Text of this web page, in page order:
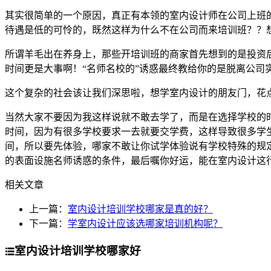
其实很简单的一个原因，真正有本领的室内设计师在公司上
待遇是低的可怜的，既然这样为什么不在公司而来培训班？
所谓羊毛出在养身上，那些开培训班的商家首先想到的是投
时间更是大事啊！“名师名校的”诱惑最终教给你的是脱离公司
这个复杂的社会该让我们深思啦，想学室内设计的朋友门，
当然大家不要因为我这样说就不敢去学了，而是在选择学校
时间，因为有很多学校要求一去就要交学费，这样导致很多
间，所以要先体验，哪家不敢让你试学体验说有学校特殊的
的表面设施名师诱惑的条件，最后嘱你好运，能在室内设计这
相关文章
上一篇： 室内设计培训学校哪家是真的好？
下一篇： 学室内设计应该选哪家培训机构呢？
室内设计培训学校哪家好